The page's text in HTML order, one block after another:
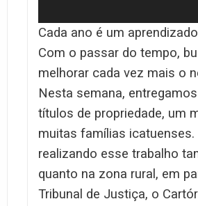
Cada ano é um
Com o passar do tempo,
melhorar cada vez mais o
Nesta semana,
títulos de propriedade, um
muitas famílias
realizando esse trabalho
quanto na zona rural, em
Tribunal de Justiça, o